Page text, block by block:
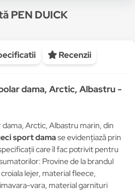
PEN DUICK
Recenzii
dama, Arctic, Albastru -
Arctic, Albastru marin, din
sport damase evidențiază prin
care îl fac potrivit pentru
Provine de la brandul
lejer, material fleece,
vara, material garnituri